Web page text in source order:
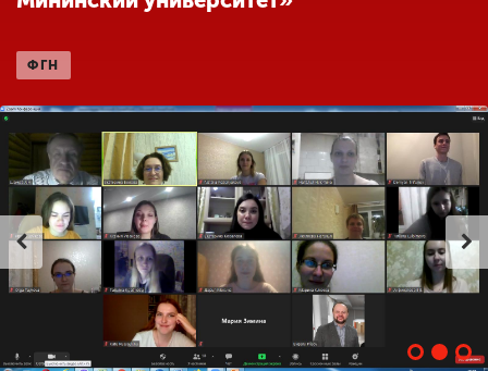
Студенческая жизнь
образовательной
организации
ENG SPN CHI
Приемная
комиссия
+7 (831) 262-26-20
ФГН